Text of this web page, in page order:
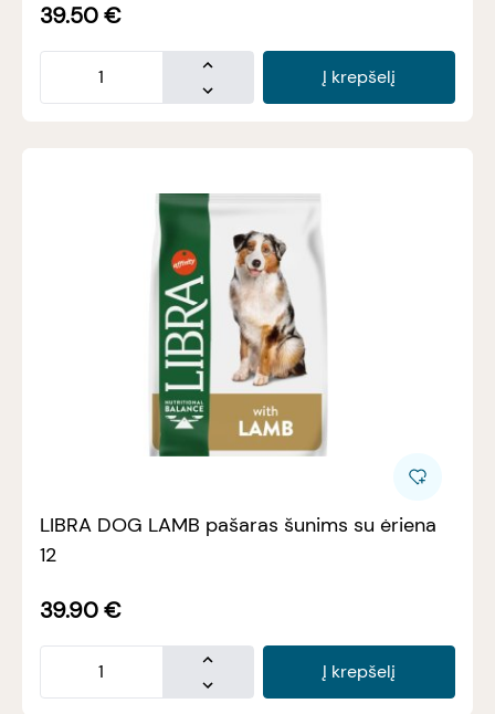
39.50€
Į krepšelį
LIBRA DOG LAMB pašaras šunims su ėriena
12
39.90€
Į krepšelį